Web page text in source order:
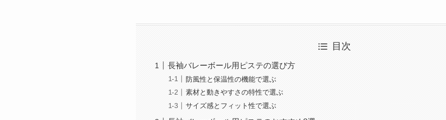
目次
長袖バレーボール用ピステの選び方
防風性と保温性の機能で選ぶ
素材と動きやすさの特性で選ぶ
サイズ感とフィット性で選ぶ